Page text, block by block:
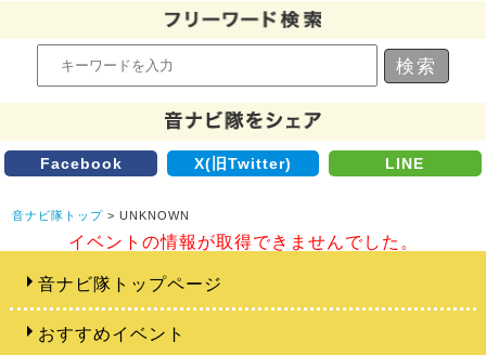
Facebook X(旧Twitter) LINE
音ナビ隊トップ > UNKNOWN
イベントの情報が取得できませんでした。
音ナビ隊トップページ
おすすめイベント